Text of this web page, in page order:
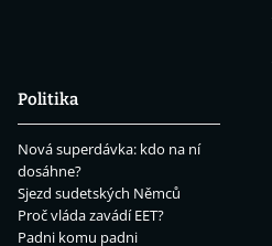
Politika
Nová superdávka: kdo na ní
dosáhne?
Sjezd sudetských Němců
Proč vláda zavádí EET?
Padni komu padni